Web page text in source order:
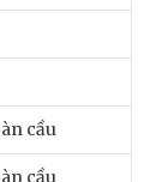
cầu
cầu